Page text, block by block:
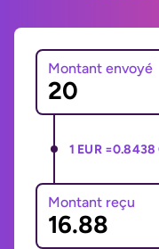
Montant envoyé
1 EUR =0.8438
Montant reçu